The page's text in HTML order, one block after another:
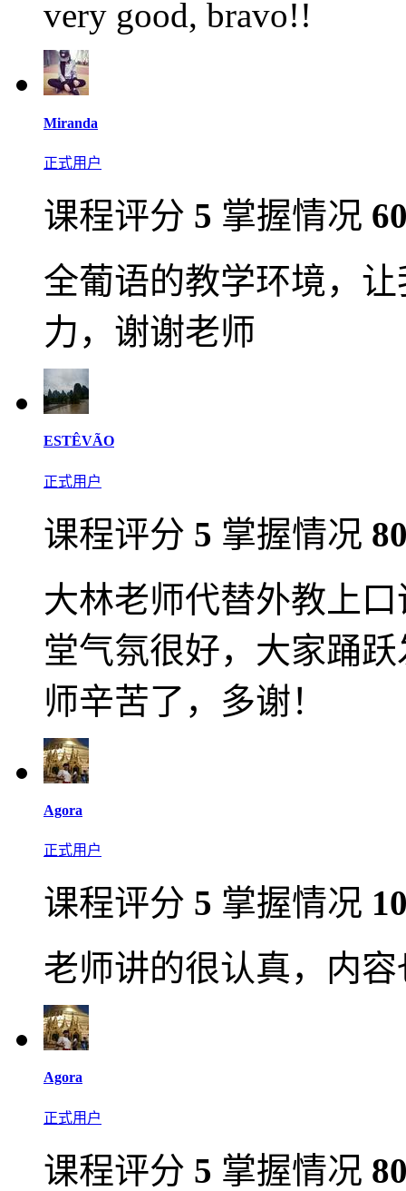
very good, bravo!!
Miranda
正式用户
课程评分 5 掌握情况
全葡语的教学环境，
力，谢谢老师
ESTÊVÃO
正式用户
课程评分 5 掌握情况
大林老师代替外教上
堂气氛很好，大家踊
师辛苦了，多谢！
Agora
正式用户
课程评分 5 掌握情况
老师讲的很认真，内
Agora
正式用户
课程评分 5 掌握情况